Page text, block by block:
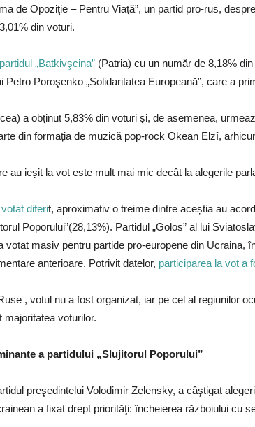
de Opoziţie – Pentru Viaţă”, un partid pro-rus,
din voturi.
„Batkivşcina” (Patria) cu un număr de 8,18%
Petro Poroşenko „Solidaritatea Europeană”, care a
a obţinut 5,83% din voturi şi, de asemenea,
din formația de muzică pop-rock Okean Elzî,
au ieșit la vot este mult mai mic decât la alegerile
diferit, aproximativ o treime dintre aceștia au
Poporului”(28,13%). Partidul „Golos” al lui
votat masiv pentru partide pro-europene din
anterioare. Potrivit datelor, participarea la vot a
, votul nu a fost organizat, iar pe cel al regiunilor
majoritatea voturilor.
a partidului „Slujitorul Poporului”
preşedintelui Volodimir Zelensky, a câştigat
a fixat drept priorităţi: încheierea războiului cu